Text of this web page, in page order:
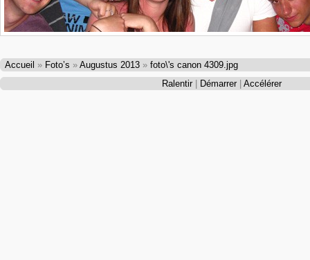
Accueil » Foto’s » Augustus 2013 » foto\'s canon 4309.jpg
Ralentir| Démarrer| Accélérer